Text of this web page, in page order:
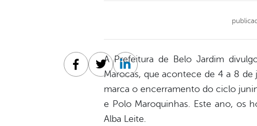
A Prefeitura de Belo Jardim
Marocas, que acontece de 4 a 8
marca o encerramento do ciclo
e Polo Maroquinhas. Este ano, os
Alba Leite.
Facebook
TwitterLinkedin